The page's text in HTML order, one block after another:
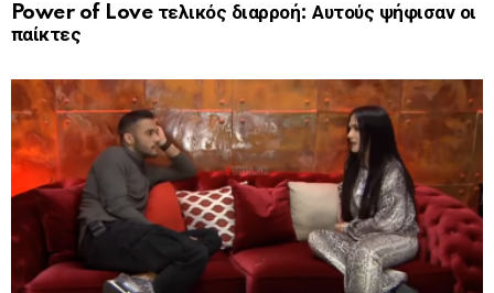
Power of Love τελικός διαρροή: Αυτούς ψήφισαν οι
παίκτες